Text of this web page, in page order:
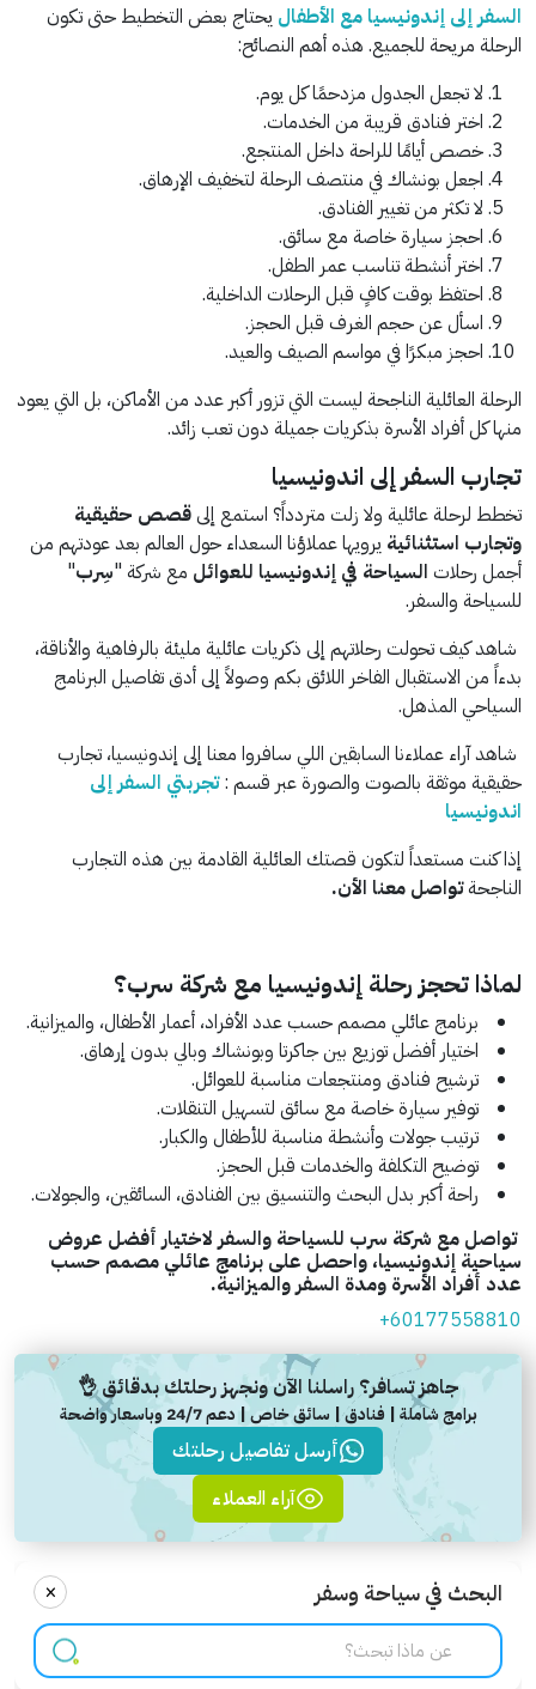
السفر إلى إندونيسيا مع الأطفال يحتاج بعض التخطيط حتى تكون
الرحلة مريحة للجميع. هذه أهم النصائح:
لا تجعل الجدول مزدحمًا كل يوم.
اختر فنادق قريبة من الخدمات.
خصص أيامًا للراحة داخل المنتجع.
اجعل بونشاك في منتصف الرحلة لتخفيف الإرهاق.
لا تكثر من تغيير الفنادق.
احجز سيارة خاصة مع سائق.
اختر أنشطة تناسب عمر الطفل.
احتفظ بوقت كافٍ قبل الرحلات الداخلية.
اسأل عن حجم الغرف قبل الحجز.
احجز مبكرًا في مواسم الصيف والعيد.
الرحلة العائلية الناجحة ليست التي تزور أكبر عدد من الأماكن، بل التي يعود
منها كل أفراد الأسرة بذكريات جميلة دون تعب زائد.
تجارب السفر إلى اندونيسيا
تخطط لرحلة عائلية ولا زلت متردداً؟ استمع إلىقصص حقيقية
وتجارب استثنائية يرويها عملاؤنا السعداء حول العالم بعد عودتهم من
أجمل رحلات السياحة في إندونيسيا للعوائل مع شركة "سِرب"
للسياحة والسفر.
شاهد كيف تحولت رحلاتهم إلى ذكريات عائلية مليئة بالرفاهية والأناقة،
بدءاً من الاستقبال الفاخر اللائق بكم وصولاً إلى أدق تفاصيل البرنامج
السياحي المذهل.
شاهد آراء عملاءنا السابقين اللي سافروا معنا إلى إندونيسيا، تجارب
حقيقية موثقة بالصوت والصورة عبر قسم :تجربتي السفر إلى
اندونيسيا
إذا كنت مستعداً لتكون قصتك العائلية القادمة بين هذه التجارب
الناجحةتواصل معنا الأن.
لماذا تحجز رحلة إندونيسيا مع شركة سرب؟
برنامج عائلي مصمم حسب عدد الأفراد، أعمار الأطفال، والميزانية.
اختيار أفضل توزيع بين جاكرتا وبونشاك وبالي بدون إرهاق.
ترشيح فنادق ومنتجعات مناسبة للعوائل.
توفير سيارة خاصة مع سائق لتسهيل التنقلات.
ترتيب جولات وأنشطة مناسبة للأطفال والكبار.
توضيح التكلفة والخدمات قبل الحجز.
راحة أكبر بدل البحث والتنسيق بين الفنادق، السائقين، والجولات.
تواصل مع شركة سرب للسياحة والسفر لاختيار أفضل عروض
سياحية إندونيسيا، واحصل على برنامج عائلي مصمم حسب
عدد أفراد الأسرة ومدة السفر والميزانية.
+60177558810
جاهز تسافر؟ راسلنا الآن ونجهز رحلتك بدقائق 👌
برامج شاملة | فنادق | سائق خاص | دعم 24/7 وباسعار واضحة
أرسل تفاصيل رحلتك
آراء العملاء
البحث في سياحة وسفر ×